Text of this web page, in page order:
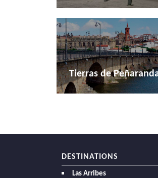
Tierras de
DESTINATIONS
Las Arribes